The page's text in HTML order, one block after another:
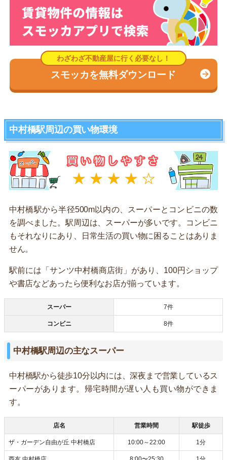
スモッカを無料ダウンロード
中村橋駅周辺の買い物環境
中村橋駅から半径500m以内の、スーパーとコンビニの数
を調べました。駅周辺は、スーパーが多いです。コンビニ
もそれなりにあり、日常生活の買い物に困ることはありま
せん。
駅前には「サンツ中村橋商店街」があり、100円ショップ
や書店などあったら便利なお店が揃っています。
スーパー 7件
コンビニ 8件
中村橋駅周辺の主なスーパー
中村橋駅から徒歩10分以内には、深夜まで営業しているス
ーパーがあります。帰宅時間が遅い人も買い物ができま
す。
店名 営業時間 駅徒歩
ザ・ガーデン自由が丘 中村橋店 10:00～22:00 1分